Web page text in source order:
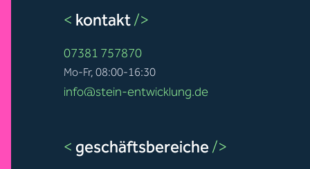
<kontakt/>
07381 757870
Mo-Fr, 08:00-16:30
info@stein-entwicklung.de
<geschäftsbereiche/>